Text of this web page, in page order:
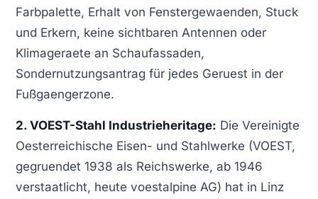
Farbpalette, Erhalt von Fenstergewaenden, Stuck
und Erkern, keine sichtbaren Antennen oder
Klimageraete an Schaufassaden,
Sondernutzungsantrag für jedes Geruest in der
Fußgaengerzone.
2. VOEST-Stahl Industrieheritage: Die Vereinigte
Oesterreichische Eisen- und Stahlwerke (VOEST,
gegruendet 1938 als Reichswerke, ab 1946
verstaatlicht, heute voestalpine AG) hat in Linz